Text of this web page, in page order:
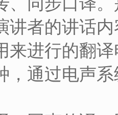
讲者的讲话
来进行的翻
，通过电声